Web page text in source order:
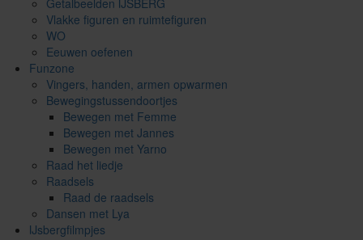
Getalbeelden IJSBERG
Vlakke figuren en ruimtefiguren
WO
Eeuwen oefenen
Funzone
Vingers, handen, armen opwarmen
​Bewegingstussendoortjes
Bewegen met Femme
Bewegen met Jannes
Bewegen met Yarno
Raad het liedje
Raadsels
Raad de raadsels
Dansen met Lya
IJsbergfilmpjes